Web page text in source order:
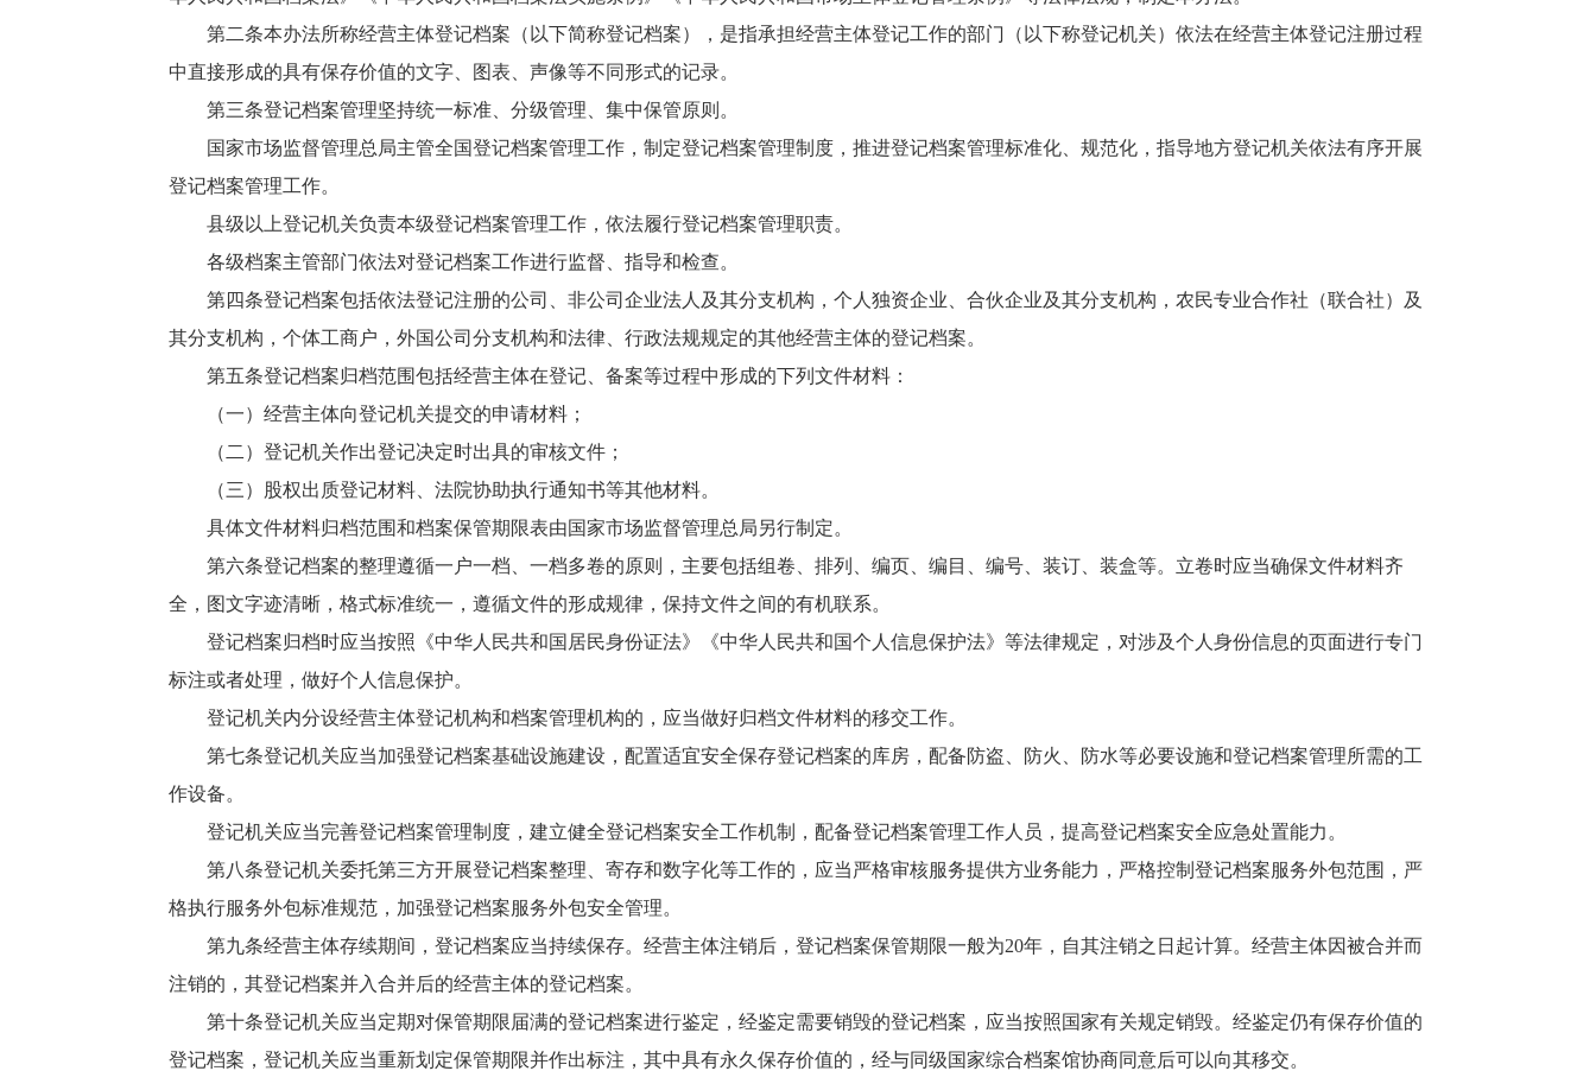
第二条本办法所称经营主体登记档案（以下简称登记档案），是指承担经营主体登记工作的部门（以下称登记机关）依法在经营主体登记注册过程
中直接形成的具有保存价值的文字、图表、声像等不同形式的记录。
第三条登记档案管理坚持统一标准、分级管理、集中保管原则。
国家市场监督管理总局主管全国登记档案管理工作，制定登记档案管理制度，推进登记档案管理标准化、规范化，指导地方登记机关依法有序开展
登记档案管理工作。
县级以上登记机关负责本级登记档案管理工作，依法履行登记档案管理职责。
各级档案主管部门依法对登记档案工作进行监督、指导和检查。
第四条登记档案包括依法登记注册的公司、非公司企业法人及其分支机构，个人独资企业、合伙企业及其分支机构，农民专业合作社（联合社）及
其分支机构，个体工商户，外国公司分支机构和法律、行政法规规定的其他经营主体的登记档案。
第五条登记档案归档范围包括经营主体在登记、备案等过程中形成的下列文件材料：
（一）经营主体向登记机关提交的申请材料；
（二）登记机关作出登记决定时出具的审核文件；
（三）股权出质登记材料、法院协助执行通知书等其他材料。
具体文件材料归档范围和档案保管期限表由国家市场监督管理总局另行制定。
第六条登记档案的整理遵循一户一档、一档多卷的原则，主要包括组卷、排列、编页、编目、编号、装订、装盒等。立卷时应当确保文件材料齐
全，图文字迹清晰，格式标准统一，遵循文件的形成规律，保持文件之间的有机联系。
登记档案归档时应当按照《中华人民共和国居民身份证法》《中华人民共和国个人信息保护法》等法律规定，对涉及个人身份信息的页面进行专门
标注或者处理，做好个人信息保护。
登记机关内分设经营主体登记机构和档案管理机构的，应当做好归档文件材料的移交工作。
第七条登记机关应当加强登记档案基础设施建设，配置适宜安全保存登记档案的库房，配备防盗、防火、防水等必要设施和登记档案管理所需的工
作设备。
登记机关应当完善登记档案管理制度，建立健全登记档案安全工作机制，配备登记档案管理工作人员，提高登记档案安全应急处置能力。
第八条登记机关委托第三方开展登记档案整理、寄存和数字化等工作的，应当严格审核服务提供方业务能力，严格控制登记档案服务外包范围，严
格执行服务外包标准规范，加强登记档案服务外包安全管理。
第九条经营主体存续期间，登记档案应当持续保存。经营主体注销后，登记档案保管期限一般为20年，自其注销之日起计算。经营主体因被合并而
注销的，其登记档案并入合并后的经营主体的登记档案。
第十条登记机关应当定期对保管期限届满的登记档案进行鉴定，经鉴定需要销毁的登记档案，应当按照国家有关规定销毁。经鉴定仍有保存价值的
登记档案，登记机关应当重新划定保管期限并作出标注，其中具有永久保存价值的，经与同级国家综合档案馆协商同意后可以向其移交。